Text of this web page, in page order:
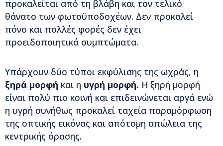
προκαλείται από τη βλάβη και τον τελικό
θάνατο των φωτοϋποδοχέων. Δεν προκαλεί
πόνο και πολλές φορές δεν έχει
προειδοποιητικά συμπτώματα.
Υπάρχουν δύο τύποι εκφύλισης της ωχράς, η
ξηρά μορφή και η υγρή μορφή. Η ξηρή μορφή
είναι πολύ πιο κοινή και επιδεινώνεται αργά ενώ
η υγρή συνήθως προκαλεί ταχεία παραμόρφωση
της οπτικής εικόνας και απότομη απώλεια της
κεντρικής όρασης.